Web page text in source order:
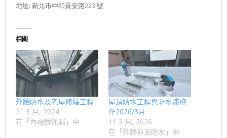
地址: 新北市中和景安路223 號
相關
外牆防水及老屋修繕工程
21 3 月, 2024
在「內視鏡抓漏」中
屋頂防水工程與防水漆施
作2026/3月
11 3 月, 2026
在「外牆抓漏防水」中